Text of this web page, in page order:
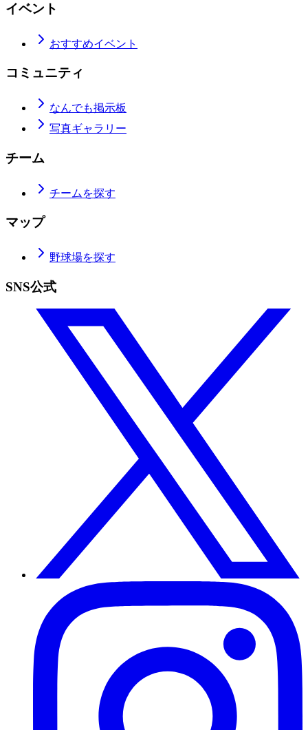
イベント
おすすめイベント
コミュニティ
なんでも掲示板
写真ギャラリー
チーム
チームを探す
マップ
野球場を探す
SNS公式